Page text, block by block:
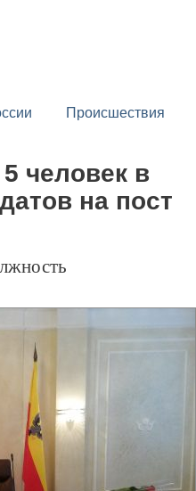
Происшествия
человек в
на пост